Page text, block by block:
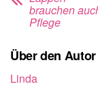
brauchen
Pflege
Über den Autor
Linda